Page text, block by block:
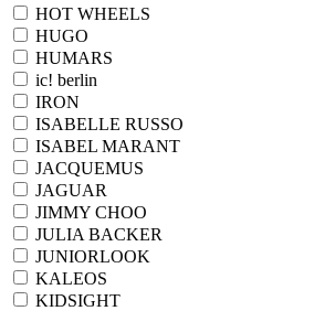
HOT WHEELS
HUGO
HUMARS
ic! berlin
IRON
ISABELLE RUSSO
ISABEL MARANT
JACQUEMUS
JAGUAR
JIMMY CHOO
JULIA BACKER
JUNIORLOOK
KALEOS
KIDSIGHT